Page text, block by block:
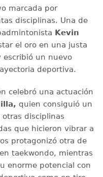
marcada por
disciplinas. Una de
Kevin
el oro en una justa
escribió un nuevo
deportiva.
celebró una actuación
quien consiguió un
disciplinas
que hicieron vibrar a
protagonizó otra de
taekwondo, mientras
enorme potencial con